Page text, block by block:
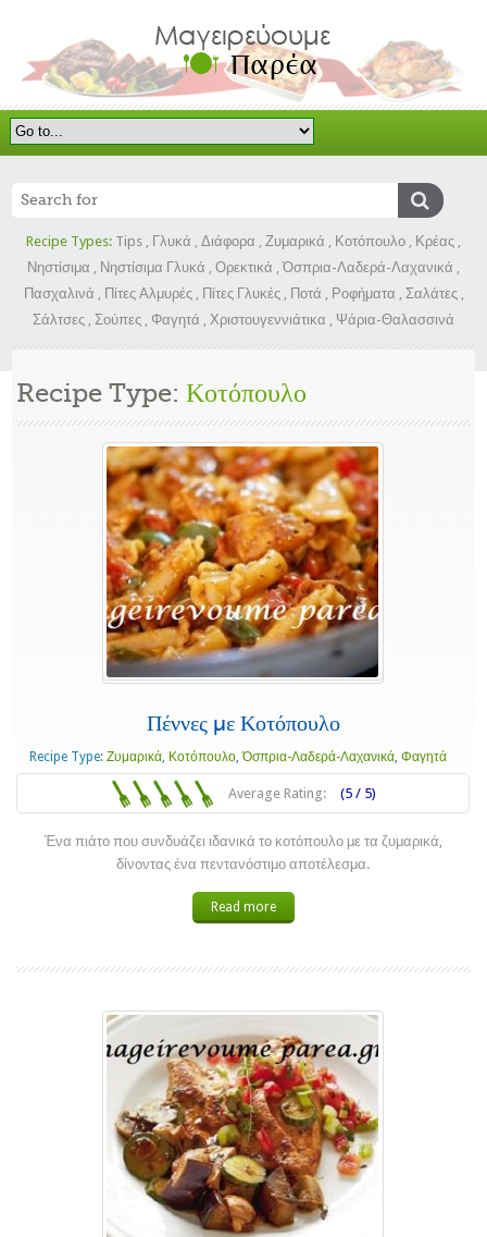
Recipe Types: Tips , Γλυκά , Διάφορα , Ζυμαρικά , Κοτόπουλο , Κρέας ,
Νηστίσιμα , Νηστίσιμα Γλυκά , Ορεκτικά ,Όσπρια-Λαδερά-Λαχανικά ,
Πασχαλινά , Πίτες Αλμυρές, Πίτες Γλυκές, Ποτά , Ροφήματα , Σαλάτες,
Σάλτσες , Σούπες , Φαγητά , Χριστουγεννιάτικα , Ψάρια-Θαλασσινά
Recipe Type:Κοτόπουλο
Πέννες με Κοτόπουλο
Recipe Type: Ζυμαρικά, Κοτόπουλο,Όσπρια-Λαδερά-Λαχανικά, Φαγητά
Average Rating: (5 / 5)
Ένα πιάτο που συνδυάζει ιδανικά το κοτόπουλο με τα ζυμαρικά,
δίνοντας ένα πεντανόστιμο αποτέλεσμα.
Read more